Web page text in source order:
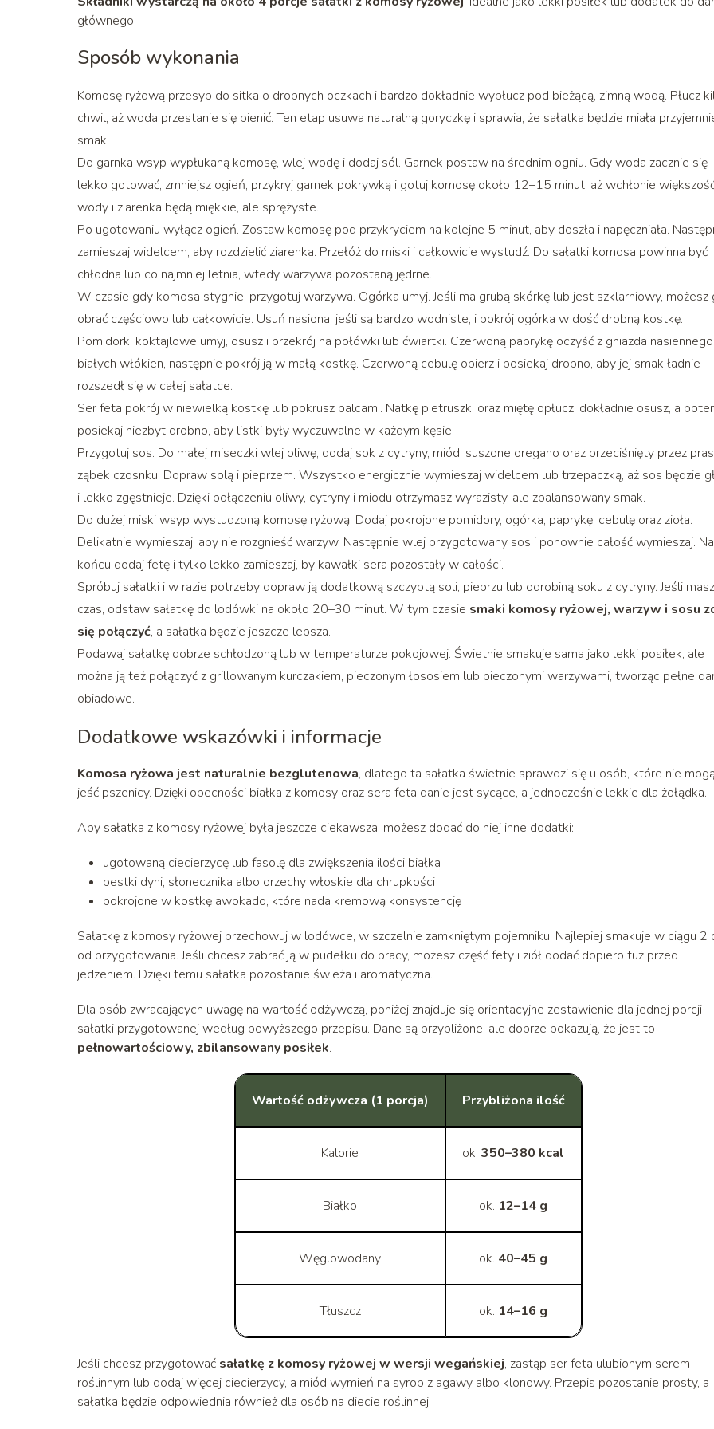
głównego.
Sposób wykonania
Komosę ryżową przesyp do sitka o drobnych oczkach i bardzo dokładnie wypłucz pod bieżącą, zimną wodą. Płucz
chwil, aż woda przestanie się pienić. Ten etap usuwa naturalną goryczkę i sprawia, że sałatka będzie miała
smak.
Do garnka wsyp wypłukaną komosę, wlej wodę i dodaj sól. Garnek postaw na średnim ogniu. Gdy woda zacznie się
lekko gotować, zmniejsz ogień, przykryj garnek pokrywką i gotuj komosę około 12–15 minut, aż wchłonie
wody i ziarenka będą miękkie, ale sprężyste.
Po ugotowaniu wyłącz ogień. Zostaw komosę pod przykryciem na kolejne 5 minut, aby doszła i napęczniała.
zamieszaj widelcem, aby rozdzielić ziarenka. Przełóż do miski i całkowicie wystudź. Do sałatki komosa powinna być
chłodna lub co najmniej letnia, wtedy warzywa pozostaną jędrne.
W czasie gdy komosa stygnie, przygotuj warzywa. Ogórka umyj. Jeśli ma grubą skórkę lub jest szklarniowy, możesz
obrać częściowo lub całkowicie. Usuń nasiona, jeśli są bardzo wodniste, i pokrój ogórka w dość drobną kostkę.
Pomidorki koktajlowe umyj, osusz i przekrój na połówki lub ćwiartki. Czerwoną paprykę oczyść z gniazda
białych włókien, następnie pokrój ją w małą kostkę. Czerwoną cebulę obierz i posiekaj drobno, aby jej smak ładnie
rozszedł się w całej sałatce.
Ser feta pokrój w niewielką kostkę lub pokrusz palcami. Natkę pietruszki oraz miętę opłucz, dokładnie osusz, a
posiekaj niezbyt drobno, aby listki były wyczuwalne w każdym kęsie.
Przygotuj sos. Do małej miseczki wlej oliwę, dodaj sok z cytryny, miód, suszone oregano oraz przeciśnięty przez
ząbek czosnku. Dopraw solą i pieprzem. Wszystko energicznie wymieszaj widelcem lub trzepaczką, aż sos będzie
i lekko zgęstnieje. Dzięki połączeniu oliwy, cytryny i miodu otrzymasz wyrazisty, ale zbalansowany smak.
Do dużej miski wsyp wystudzoną komosę ryżową. Dodaj pokrojone pomidory, ogórka, paprykę, cebulę oraz zioła.
Delikatnie wymieszaj, aby nie rozgnieść warzyw. Następnie wlej przygotowany sos i ponownie całość wymieszaj. Na
końcu dodaj fetę i tylko lekko zamieszaj, by kawałki sera pozostały w całości.
Spróbuj sałatki i w razie potrzeby dopraw ją dodatkową szczyptą soli, pieprzu lub odrobiną soku z cytryny. Jeśli masz
czas, odstaw sałatkę do lodówki na około 20–30 minut. W tym czasie smaki komosy ryżowej, warzyw i sosu
się połączyć, a sałatka będzie jeszcze lepsza.
Podawaj sałatkę dobrze schłodzoną lub w temperaturze pokojowej. Świetnie smakuje sama jako lekki posiłek, ale
można ją też połączyć z grillowanym kurczakiem, pieczonym łososiem lub pieczonymi warzywami, tworząc pełne
obiadowe.
Dodatkowe wskazówki i informacje
Komosa ryżowa jest naturalnie bezglutenowa, dlatego ta sałatka świetnie sprawdzi się u osób, które nie mogą
jeść pszenicy. Dzięki obecności białka z komosy oraz sera feta danie jest sycące, a jednocześnie lekkie dla żołądka.
Aby sałatka z komosy ryżowej była jeszcze ciekawsza, możesz dodać do niej inne dodatki:
ugotowaną ciecierzycę lub fasolę dla zwiększenia ilości białka
pestki dyni, słonecznika albo orzechy włoskie dla chrupkości
pokrojone w kostkę awokado, które nada kremową konsystencję
Sałatkę z komosy ryżowej przechowuj w lodówce, w szczelnie zamkniętym pojemniku. Najlepiej smakuje w ciągu 2
od przygotowania. Jeśli chcesz zabrać ją w pudełku do pracy, możesz część fety i ziół dodać dopiero tuż przed
jedzeniem. Dzięki temu sałatka pozostanie świeża i aromatyczna.
Dla osób zwracających uwagę na wartość odżywczą, poniżej znajduje się orientacyjne zestawienie dla jednej porcji
sałatki przygotowanej według powyższego przepisu. Dane są przybliżone, ale dobrze pokazują, że jest to
pełnowartościowy, zbilansowany posiłek.
Wartość odżywcza (1 porcja) Przybliżona ilość
Kalorie ok.350–380 kcal
Białko ok. 12–14 g
Węglowodany ok. 40–45 g
Tłuszcz ok. 14–16 g
Jeśli chcesz przygotować sałatkę z komosy ryżowej w wersji wegańskiej, zastąp ser feta ulubionym serem
roślinnym lub dodaj więcej ciecierzycy, a miód wymień na syrop z agawy albo klonowy. Przepis pozostanie prosty, a
sałatka będzie odpowiednia również dla osób na diecie roślinnej.